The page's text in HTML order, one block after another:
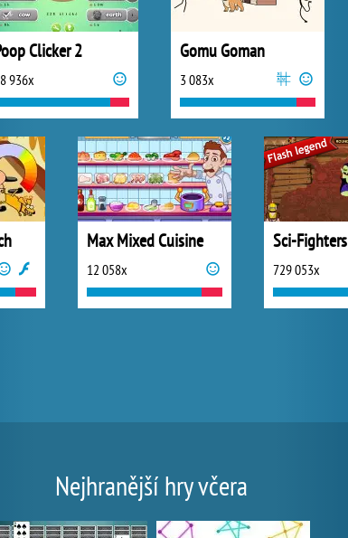
Clicker 2
936x
Gomu Goman
3 083x
Max Mixed Cuisine
12 058x
Sci-Fighters
729 053x
Nejhranější hry včera